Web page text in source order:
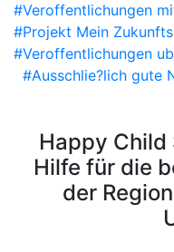
#Veroffentlichungen
#Projekt Mein
#Veroffentlichungen
#Ausschlie?lich gute
Happy
Hilfe für die
der